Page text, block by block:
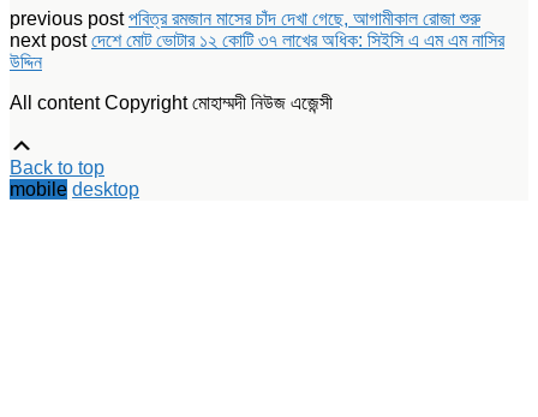
Facebook
(Opens
in
Twitter
(Opens
in
LinkedIn
(Opens
in
in
new
window)
previous postপবিত্র রমজান মাসের চাঁদ দেখা গেছে, আগামীকাল রোজা শুরু
next postদেশে মোট ভোটার ১২ কোটি ৩৭ লাখের অধিক: সিইসি এ এম এম নাসির
উদ্দিন
All content Copyright মোহাম্মদী নিউজ এজেন্সী
Up
Back to top
mobile desktop